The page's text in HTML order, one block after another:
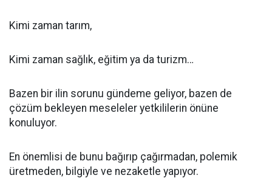
Kimi zaman tarım,
Kimi zaman sağlık, eğitim ya da turizm…
Bazen bir ilin sorunu gündeme geliyor, bazen de
çözüm bekleyen meseleler yetkililerin önüne
konuluyor.
En önemlisi de bunu bağırıp çağırmadan, polemik
üretmeden, bilgiyle ve nezaketle yapıyor.